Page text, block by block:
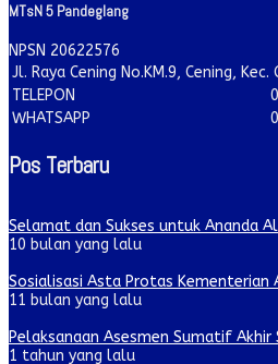
MTsN 5 Pandeglang
NPSN 20622576
Jl. Raya Cening No.KM.9, Cening,
TELEPON
WHATSAPP
Pos Terbaru
Selamat dan Sukses untuk Ananda
10 bulan yang lalu
Sosialisasi Asta Protas Kementerian
11 bulan yang lalu
Pelaksanaan Asesmen Sumatif
1 tahun yang lalu